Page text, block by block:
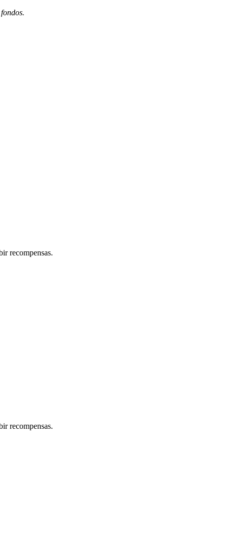
recompensas.
recompensas.